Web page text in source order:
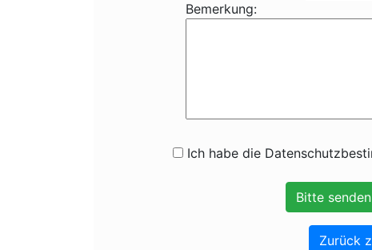
Bemerkung:
Ich habe die
Zurück